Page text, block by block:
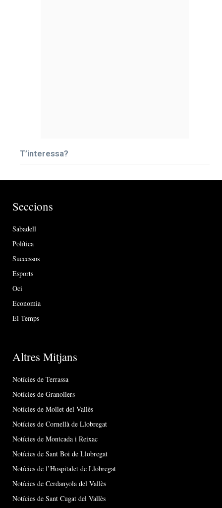
T’interessa?
Seccions
Sabadell
Política
Successos
Esports
Oci
Economia
El Temps
Altres Mitjans
Notícies de Terrassa
Notícies de Granollers
Notícies de Mollet del Vallès
Notícies de Cornellà de Llobregat
Notícies de Montcada i Reixac
Notícies de Sant Boi de Llobregat
Notícies de l’Hospitalet de Llobregat
Notícies de Cerdanyola del Vallès
Notícies de Sant Cugat del Vallès